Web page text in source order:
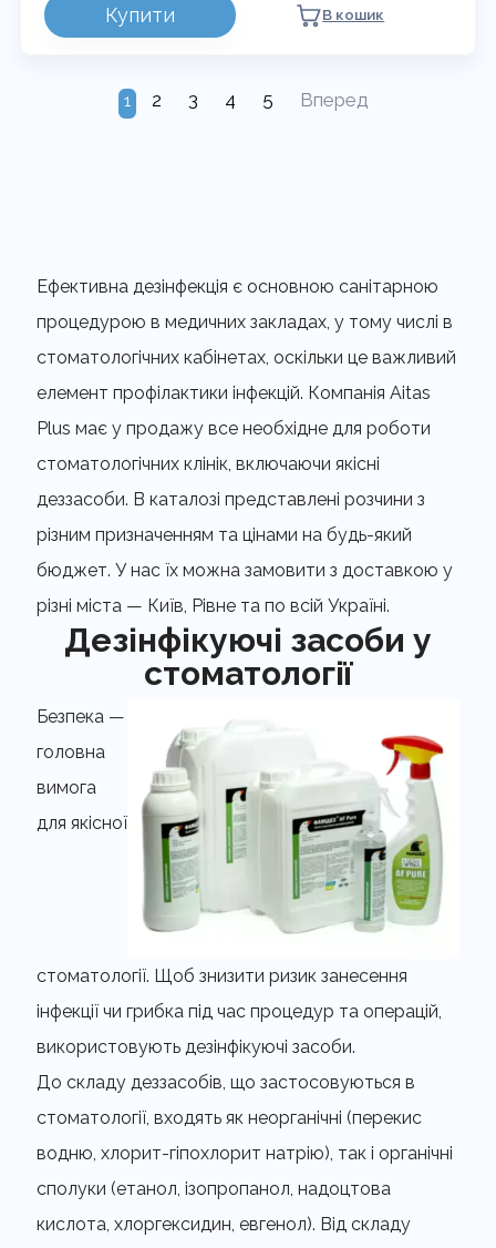
Купити В кошик
1 2 3 4 5 Вперед
Ефективна дезінфекція є основною санітарною
процедурою в медичних закладах, у тому числі в
стоматологічних кабінетах, оскільки це важливий
елемент профілактики інфекцій. Компанія Aitas
Plus має у продажу все необхідне для роботи
стоматологічних клінік, включаючи якісні
деззасоби. В каталозі представлені розчини з
різним призначенням та цінами на будь-який
бюджет. У нас їх можна замовити з доставкою у
різні міста — Київ, Рівне та по всій Україні.
Дезінфікуючі засоби у
стоматології
Безпека —
головна
вимога
для якісної
стоматології. Щоб знизити ризик занесення
інфекції чи грибка під час процедур та операцій,
використовують дезінфікуючі засоби.
До складу деззасобів, що застосовуються в
стоматології, входять як неорганічні (перекис
водню, хлорит-гіпохлорит натрію), так і органічні
сполуки (етанол, ізопропанол, надоцтова
кислота, хлоргексидин, евгенол). Від складу